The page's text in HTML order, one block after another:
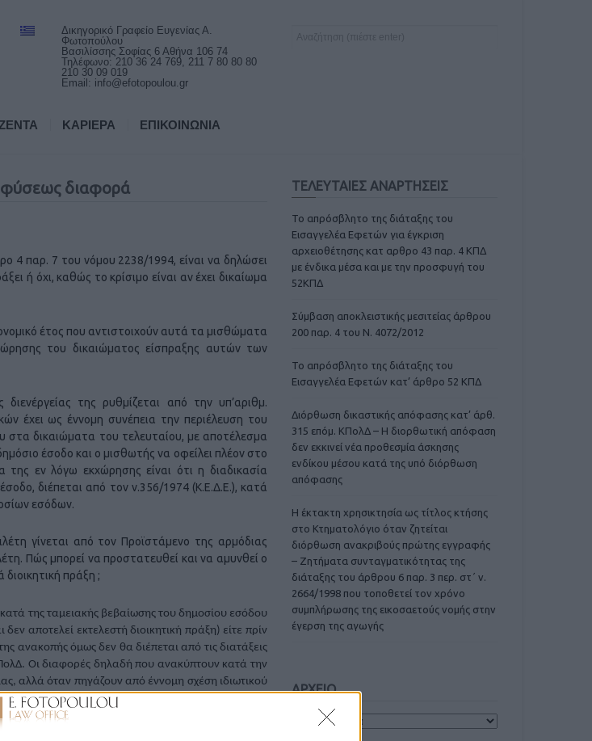
Δικηγορικό Γραφείο Ευγενίας Α.
Φωτοπούλου
Βασιλίσσης Σοφίας 6 Αθήνα 106 74
Τηλέφωνο: 210 36 24 769, 211 7 80 80 80
210 30 09 019
Email: info@efotopoulou.gr
ΚΑΡΙΕΡΑ ΕΠΙΚΟΙΝΩΝΙΑ
φύσεως διαφορά
4 παρ. 7 του νόμου 2238/1994, είναι να δηλώσει
ή όχι, καθώς το κρίσιμο είναι αν έχει δικαίωμα
έτος που αντιστοιχούν αυτά τα μισθώματα
του δικαιώματος είσπραξης αυτών των
της ρυθμίζεται από την υπ’αριθμ.
έχει ως έννομη συνέπεια την περιέλευση του
δικαιώματα του τελευταίου, με αποτέλεσμα
έσοδο και ο μισθωτής να οφείλει πλέον στο
της εν λόγω εκχώρησης είναι ότι η διαδικασία
διέπεται από τον ν.356/1974 (Κ.Ε.Δ.Ε.), κατά
εσόδων.
γίνεται από τον Προϊστάμενο της αρμόδιας
Πώς μπορεί να προστατευθεί και να αμυνθεί ο
πράξη ;
της ταμειακής βεβαίωσης του δημοσίου εσόδου
αποτελεί εκτελεστή διοικητική πράξη) είτε πρίν
ανακοπής όμως δεν θα διέπεται από τις διατάξεις
Οι διαφορές δηλαδή που ανακύπτουν κατά την
αλλά όταν πηγάζουν από έννομη σχέση ιδιωτικού
φέρει τα στοιχεία ιδιωτικής διαφοράς (βλ.
ΤΕΛΕΥΤΑΙΕΣ ΑΝΑΡΤΗΣΕΙΣ
Το απρόσβλητο της διάταξης του
Εισαγγελέα Εφετών για έγκριση
αρχειοθέτησης κατ αρθρο 43 παρ. 4 ΚΠΔ
με ένδικα μέσα και με την προσφυγή του
52ΚΠΔ
Σύμβαση αποκλειστικής μεσιτείας άρθρου
200 παρ. 4 του Ν. 4072/2012
Το απρόσβλητο της διάταξης του
Εισαγγελέα Εφετών κατ’ άρθρο 52 ΚΠΔ
Διόρθωση δικαστικής απόφασης κατ’ άρθ.
315 επόμ. ΚΠολΔ – Η διορθωτική απόφαση
δεν εκκινεί νέα προθεσμία άσκησης
ενδίκου μέσου κατά της υπό διόρθωση
απόφασης
Η έκτακτη χρησικτησία ως τίτλος κτήσης
στο Κτηματολόγιο όταν ζητείται
διόρθωση ανακριβούς πρώτης εγγραφής
– Ζητήματα συνταγματικότητας της
διάταξης του άρθρου 6 παρ. 3 περ. στ΄ ν.
2664/1998 που τοποθετεί τον χρόνο
συμπλήρωσης της εικοσαετούς νομής στην
έγερση της αγωγής
ΑΡΧΕΙΟ